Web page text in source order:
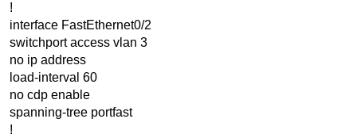
!
interface FastEthernet0/2
switchport access vlan 3
no ip address
load-interval 60
no cdp enable
spanning-tree portfast
!